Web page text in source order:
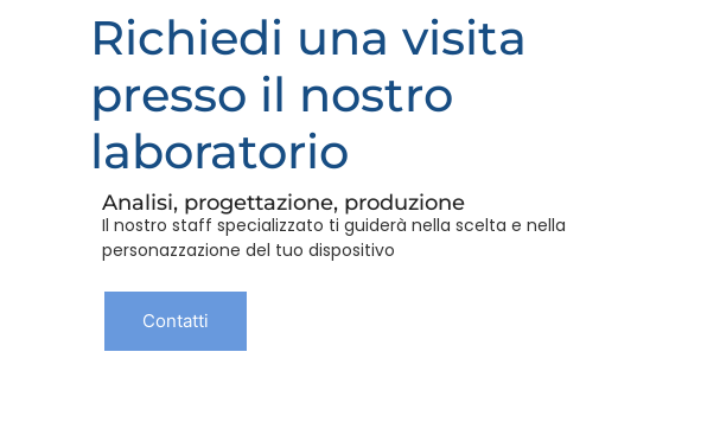
Richiedi una visita
presso il nostro
laboratorio
Analisi, progettazione, produzione
Il nostro staff specializzato ti guiderà nella scelta e nella
personazzazione del tuo dispositivo
Contatti